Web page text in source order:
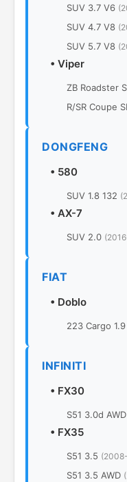
SUV 3.7 V6
SUV 4.7 V8
SUV 5.7 V8
• Viper
ZB Roadster
R/SR Coupe
DONGFENG
• 580
SUV 1.8 132
• AX-7
SUV 2.0
FIAT
• Doblo
223 Cargo
INFINITI
• FX30
S51 3.0d AWD
• FX35
S51 3.5
S51 3.5 AWD